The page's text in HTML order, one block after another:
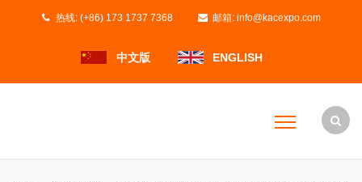
热线: (+86) 173 1737 7368 邮箱: info@kacexpo.com
中文版 ENGLISH